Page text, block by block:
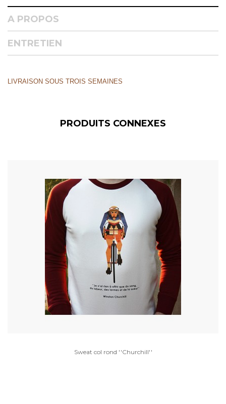
A PROPOS
ENTRETIEN
LIVRAISON SOUS TROIS SEMAINES
PRODUITS CONNEXES
Sweat col rond ''Churchill''